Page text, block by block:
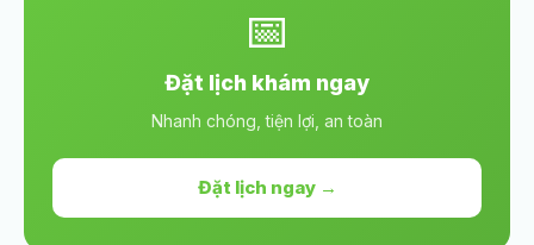
📅
Đặt lịch khám ngay
Nhanh chóng, tiện lợi, an toàn
Đặt lịch ngay →